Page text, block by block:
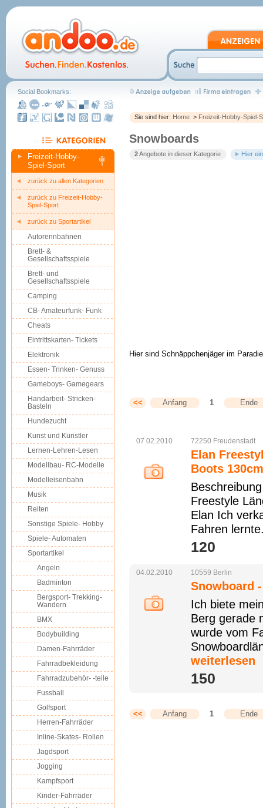
Sie sind hier: Home > Freizeit-Hobby-Spiel-
Snowboards
2Angebote in dieser Kategorie Hier
Hier sind Schnäppchenjäger im
<< Anfang 1 Ende
07.02.2010 72250 Freudenstadt
Elan
Boots
Freestyle
Elan Ich
Fahren
120 
04.02.2010 10559 Berlin
Snowboard
Ich biete
Berg gerade
wurde vom
weiterlesen
150 
<< Anfang 1 Ende
Social Bookmarks:
Freizeit-Hobby-
Spiel-Sport
zurück zu allen Kategorien
zurück zu Freizeit-Hobby-
Spiel-Sport
zurück zu Sportartikel
Autorennbahnen
Brett- &
Gesellschaftsspiele
Brett- und
Gesellschaftsspiele
Camping
CB- Amateurfunk- Funk
Cheats
Eintrittskarten- Tickets
Elektronik
Essen- Trinken- Genuss
Gameboys- Gamegears
Handarbeit- Stricken-
Basteln
Hundezucht
Kunst und Künstler
Lernen-Lehren-Lesen
Modellbau- RC-Modelle
Modelleisenbahn
Musik
Reiten
Sonstige Spiele- Hobby
Spiele- Automaten
Sportartikel
Angeln
Badminton
Bergsport- Trekking-
Wandern
BMX
Bodybuilding
Damen-Fahrräder
Fahrradbekleidung
Fahrradzubehör- -teile
Fussball
Golfsport
Herren-Fahrräder
Inline-Skates- Rollen
Jagdsport
Jogging
Kampfsport
Kinder-Fahrräder